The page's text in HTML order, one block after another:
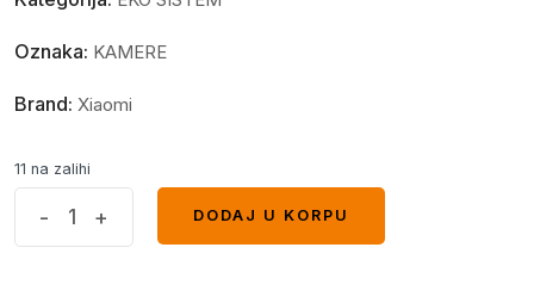
Oznaka: KAMERE
Brand: Xiaomi
11 na zalihi
- +
DODAJ U KORPU